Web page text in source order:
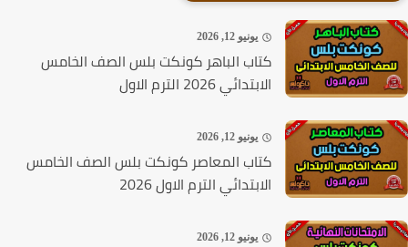
يونيو 12, 2026
كتاب الباهر كونكت بلس الصف الخامس
الابتدائي 2026 الترم الاول
يونيو 12, 2026
كتاب المعاصر كونكت بلس الصف الخامس
الابتدائي الترم الاول 2026
يونيو 12, 2026